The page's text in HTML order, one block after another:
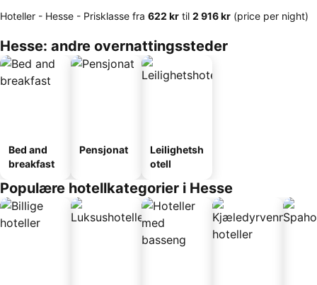
Hoteller - Hesse - Prisklasse fra ‎622 kr til ‎2 916 kr (price per night)
Hesse: andre overnattingssteder
Bed and
breakfast
Pensjonat
Leilighetsh
otell
Populære hotellkategorier i Hesse